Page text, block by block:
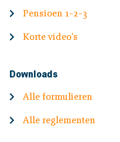
Pensioen 1-2-3
Korte video's
Downloads
Alle formulieren
Alle reglementen